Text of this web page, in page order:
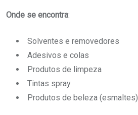
Onde se encontra:
Solventes e removedores
Adesivos e colas
Produtos de limpeza
Tintas spray
Produtos de beleza (esmaltes)